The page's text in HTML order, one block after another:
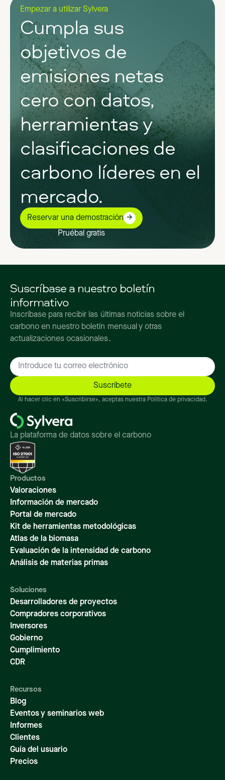
Empezar a utilizar Sylvera
Cumpla sus
objetivos de
emisiones netas
cero con datos,
herramientas y
clasificaciones de
carbono líderes en el
mercado.
Reservar una demostración
Pruébal gratis
Suscríbase a nuestro boletín
informativo
Inscríbase para recibir las últimas noticias sobre el
carbono en nuestro boletín mensual y otras
actualizaciones ocasionales.
Al hacer clic en «Suscribirse», aceptas nuestra Política de privacidad.
La plataforma de datos sobre el carbono
Productos
Valoraciones
Información de mercado
Portal de mercado
Kit de herramientas metodológicas
Atlas de la biomasa
Evaluación de la intensidad de carbono
Análisis de materias primas
Soluciones
Desarrolladores de proyectos
Compradores corporativos
Inversores
Gobierno
Cumplimiento
CDR
Recursos
Blog
Eventos y seminarios web
Informes
Clientes
Guía del usuario
Precios